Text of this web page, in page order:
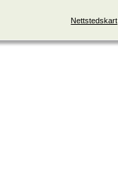
Nettstedskart